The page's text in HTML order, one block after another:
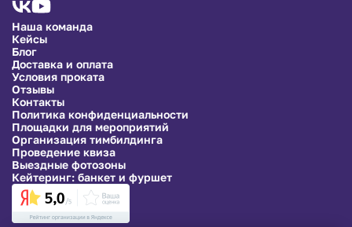
Наша команда
Кейсы
Блог
Доставка и оплата
Условия проката
Отзывы
Контакты
Политика конфиденциальности
Площадки для мероприятий
Организация тимбилдинга
Проведение квиза
Выездные фотозоны
Кейтеринг: банкет и фуршет